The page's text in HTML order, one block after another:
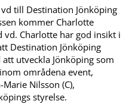
till Destination Jönköping
kommer Charlotte
Charlotte har god insikt i
Destination Jönköping
utveckla Jönköping som
områdena event,
Nilsson (C),
styrelse.